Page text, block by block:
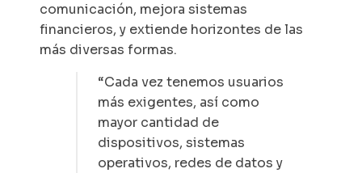
comunicación, mejora sistemas
financieros, y extiende horizontes de las
más diversas formas.
“Cada vez tenemos usuarios
más exigentes, así como
mayor cantidad de
dispositivos, sistemas
operativos, redes de datos y